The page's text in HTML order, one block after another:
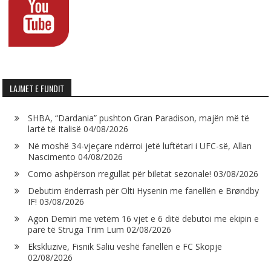
LAJMET E FUNDIT
SHBA, “Dardania” pushton Gran Paradison, majën më të
lartë të Italisë 04/08/2026
Në moshë 34-vjeçare ndërroi jetë luftëtari i UFC-së, Allan
Nascimento 04/08/2026
Como ashpërson rregullat për biletat sezonale! 03/08/2026
Debutim ëndërrash për Olti Hysenin me fanellën e Brøndby
IF! 03/08/2026
Agon Demiri me vetëm 16 vjet e 6 ditë debutoi me ekipin e
parë të Struga Trim Lum 02/08/2026
Ekskluzive, Fisnik Saliu veshë fanellën e FC Skopje
02/08/2026